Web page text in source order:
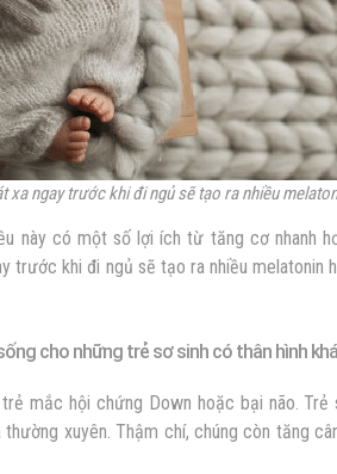
xa ngay trước khi đi ngủ sẽ tạo ra nhiều
này có một số lợi ích từ tăng cơ nhanh
trước khi đi ngủ sẽ tạo ra nhiều melatonin
cho những trẻ sơ sinh có thân hình
mắc hội chứng Down hoặc bại não. Trẻ
xuyên. Thậm chí, chúng còn tăng